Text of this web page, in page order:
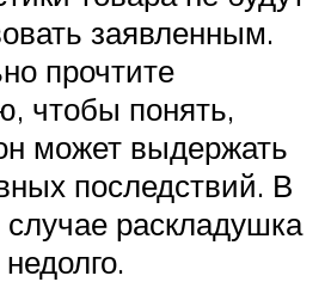
заявленным.
прочтите
чтобы понять,
может выдержать
последствий. В
раскладушка